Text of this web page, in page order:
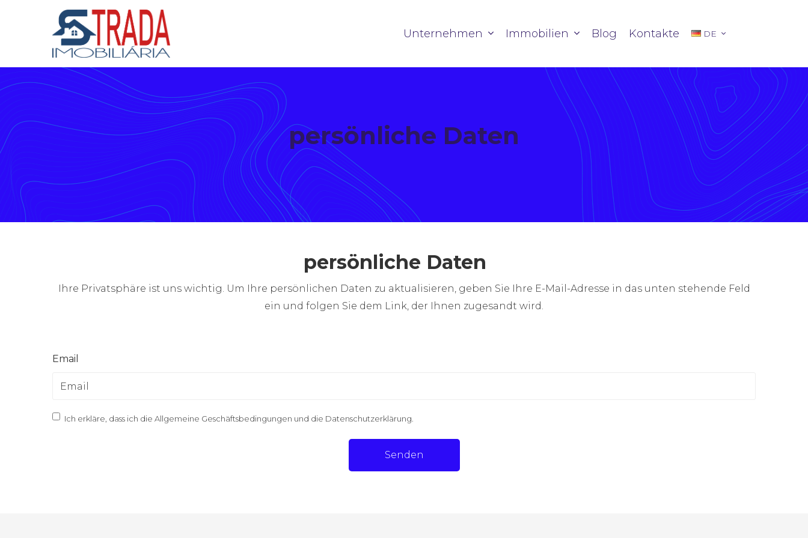
Unternehmen Immobilien Blog Kontakte DE
persönliche Daten
persönliche Daten
Ihre Privatsphäre ist uns wichtig. Um Ihre persönlichen Daten zu aktualisieren, geben Sie Ihre E-Mail-Adresse in das unten stehende Feld
ein und folgen Sie dem Link, der Ihnen zugesandt wird.
Email
Ich erkläre, dass ich die Allgemeine Geschäftsbedingungen und die Datenschutzerklärung
Senden